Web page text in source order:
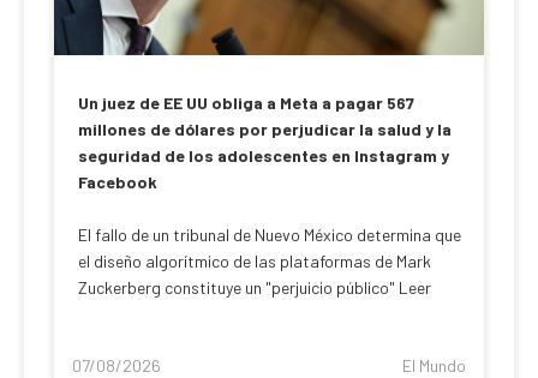
Un juez de EE UU obliga a Meta a pagar 567
millones de dólares por perjudicar la salud y la
seguridad de los adolescentes en Instagram y
Facebook
El fallo de un tribunal de Nuevo México determina que
el diseño algorítmico de las plataformas de Mark
Zuckerberg constituye un "perjuicio público" Leer
07/08/2026 El Mundo